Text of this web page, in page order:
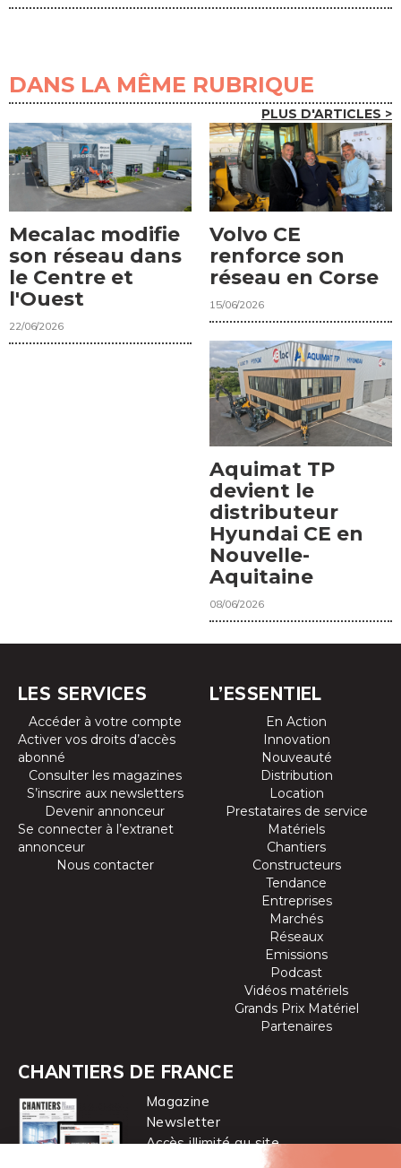
DANS LA MÊME RUBRIQUE
PLUS D'ARTICLES >
Mecalac modifie
son réseau dans
le Centre et
l'Ouest
22/06/2026
Volvo CE
renforce son
réseau en Corse
15/06/2026
Aquimat TP
devient le
distributeur
Hyundai CE en
Nouvelle-
Aquitaine
08/06/2026
LES SERVICES
Accéder à votre compte
Activer vos droits d’accès
abonné
Consulter les magazines
S’inscrire aux newsletters
Devenir annonceur
Se connecter à l’extranet
annonceur
Nous contacter
L’ESSENTIEL
En Action
Innovation
Nouveauté
Distribution
Location
Prestataires de service
Matériels
Chantiers
Constructeurs
Tendance
Entreprises
Marchés
Réseaux
Emissions
Podcast
Vidéos matériels
Grands Prix Matériel
Partenaires
CHANTIERS DE FRANCE
Magazine
Newsletter
Accès illimité au site